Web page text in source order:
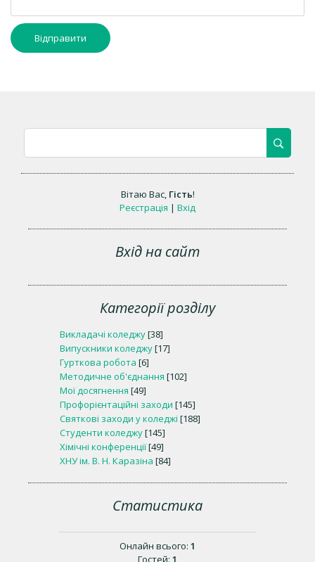
Відправити
Вітаю Вас, Гість!
Реєстрація | Вхід
Вхід на сайт
Категорії розділу
Викладачі коледжу[38]
Випускники коледжу[17]
Гурткова робота [6]
Методичне об'єднання [102]
Мої досягнення [49]
Профорієнтаційні заходи [145]
Святкові заходи у коледжі [188]
Студенти коледжу[145]
Хімічні конференції[49]
ХНУ ім. В. Н. Каразіна [84]
Статистика
Онлайн всього: 1
Гостей: 1